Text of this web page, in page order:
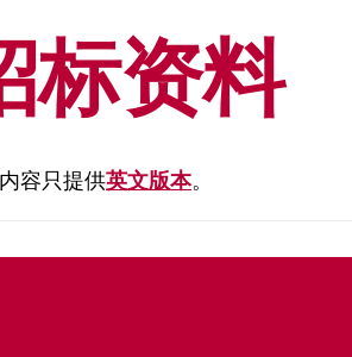
标资料
容只提供英文版本。